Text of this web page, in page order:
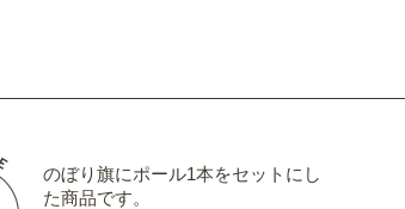
のぼり旗にポール1本をセットにし
た商品です。